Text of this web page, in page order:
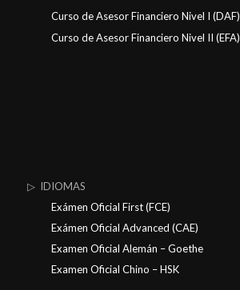
Curso de Asesor Financiero Nivel I (DAF)
Curso de Asesor Financiero Nivel II (EFA)
▷ IDIOMAS
Exámen Oficial First (FCE)
Exámen Oficial Advanced (CAE)
Examen Oficial Alemán – Goethe
Examen Oficial Chino – HSK